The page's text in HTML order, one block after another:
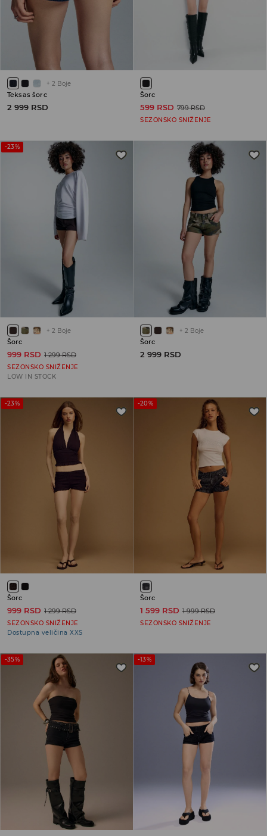
+ 2 Boje
Teksas šorc
2 999 RSD
Šorc
599 RSD 799 RSD
SEZONSKO SNIŽENJE
-23%
+ 2 Boje
Šorc
999 RSD 1 299 RSD
SEZONSKO SNIŽENJE
LOW IN STOCK
+ 2 Boje
Šorc
2 999 RSD
-23%
Šorc
999 RSD 1 299 RSD
SEZONSKO SNIŽENJE
Dostupna veličina XXS
-20%
Šorc
1 599 RSD 1 999 RSD
SEZONSKO SNIŽENJE
-35% -13%